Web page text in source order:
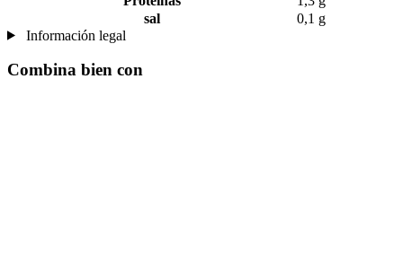
sal
0,1 g
Información legal
Combina bien con